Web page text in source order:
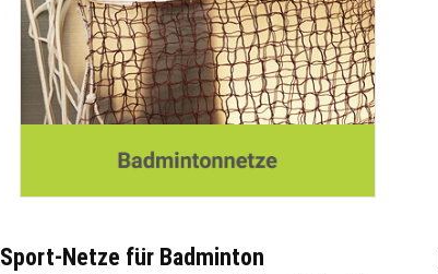
Sport-Netze für Badminton